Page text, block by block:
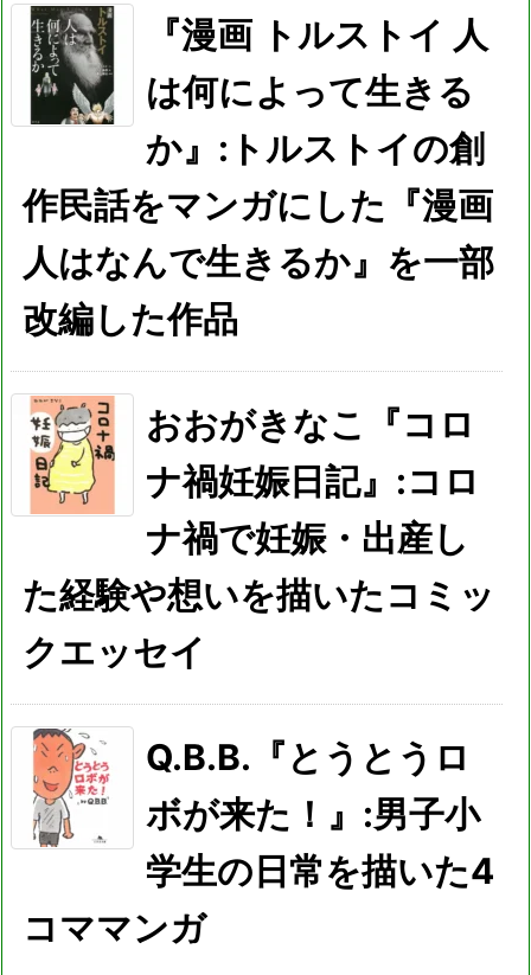
『漫画 トルストイ 人
は何によって生きる
か』:トルストイの創
作民話をマンガにした『漫画
人はなんで生きるか』を一部
改編した作品
おおがきなこ『コロ
ナ禍妊娠日記』:コロ
ナ禍で妊娠・出産し
た経験や想いを描いたコミッ
クエッセイ
Q.B.B.『とうとうロ
ボが来た！』:男子小
学生の日常を描いた4
コママンガ